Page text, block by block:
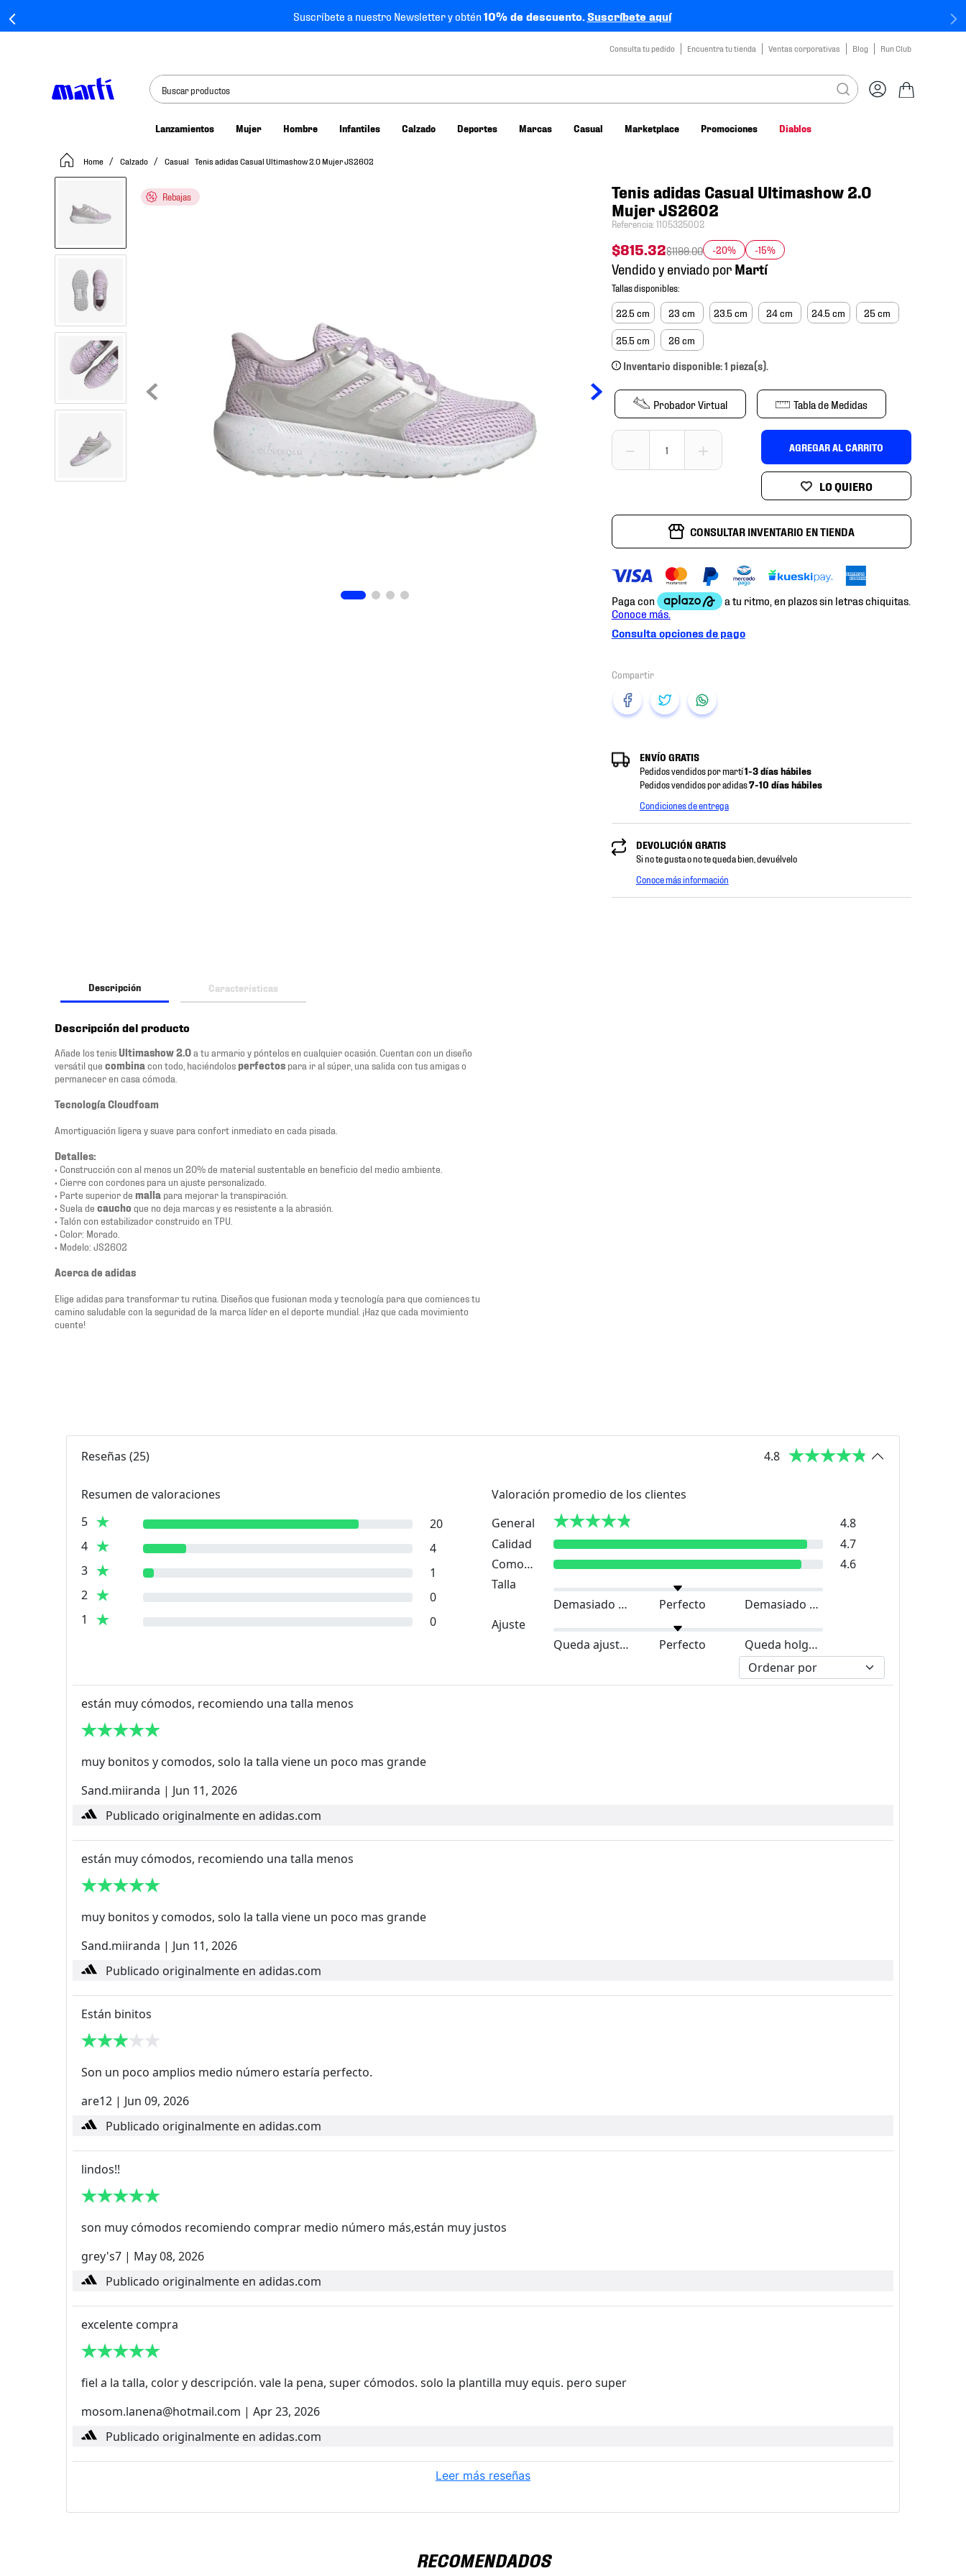
Suscríbete a nuestro Newsletter y obtén10% de descuento.Suscríbete aquí
Consulta tu pedido Encuentra tu tienda Ventas corporativas Blog Run Club
Buscar productos
Lanzamientos Mujer Hombre Infantiles Calzado Deportes Marcas Casual Marketplace Promociones Diablos
Calzado Casual Tenis adidas Casual Ultimashow 2.0 Mujer JS2602
Rebajas
Tenis adidas Casual Ultimashow 2.0
Mujer JS2602
Referencia:1105325002
$815.32$1199.00 -20% -15%
Vendido y enviado por
22.5 cm 23 cm 23.5 cm 24 cm 24.5 cm 25 cm
25.5 cm 26 cm
Inventario disponible: 1 pieza(s).
Probador Virtual Tabla de Medidas
＋
－ AGREGAR AL CARRITO
CONSULTAR INVENTARIO EN TIENDA
Consulta opciones de pago
ENVÍO GRATIS
Pedidos vendidos por martí1-3 días hábiles
Pedidos vendidos por adidas7-10 días hábiles
Condiciones de entrega
DEVOLUCIÓN GRATIS
Si no te gusta o no te queda bien, devuélvelo
Conoce más información
Descripción Características
Descripción del producto
Añade los tenis Ultimashow 2.0a tu armario y póntelos en cualquier ocasión. Cuentan con un diseño
versátil que combina con todo, haciéndolosperfectos para ir al súper, una salida con tus amigas o
permanecer en casa cómoda.
Tecnología Cloudfoam
Amortiguación ligera y suave para confort inmediato en cada pisada.
Detalles:
• Construcción con al menos un 20% de material sustentable en beneficio del medio ambiente.
• Cierre con cordones para un ajuste personalizado.
• Parte superior de malla para mejorar la transpiración.
• Suela de caucho que no deja marcas y es resistente a la abrasión.
• Talón con estabilizador construido en TPU.
• Color: Morado.
• Modelo: JS2602
Acerca de adidas
Elige adidas para transformar tu rutina. Diseños que fusionan moda y tecnología para que comiences tu
camino saludable con la seguridad de la marca líder en el deporte mundial. ¡Haz que cada movimiento
cuente!
Reseñas (25) 4.8
Resumen de valoraciones
5
20
4
4
3
1
2
0
1
0
Valoración promedio de los clientes
General
4.8
Calidad
4.7
Comodidad
4.6
Talla
Demasiado pequeño
Perfecto
Demasiado grande
Ajuste
Queda ajustado
Perfecto Queda holgado
están muy cómodos, recomiendo una talla menos
muy bonitos y comodos, solo la talla viene un poco mas grande
Sand.miiranda | Jun 11, 2026
Publicado originalmente en adidas.com
están muy cómodos, recomiendo una talla menos
muy bonitos y comodos, solo la talla viene un poco mas grande
Sand.miiranda | Jun 11, 2026
Publicado originalmente en adidas.com
Están binitos
Son un poco amplios medio número estaría perfecto.
are12 | Jun 09, 2026
Publicado originalmente en adidas.com
lindos!!
son muy cómodos recomiendo comprar medio número más,están muy justos
grey's7 | May 08, 2026
Publicado originalmente en adidas.com
excelente compra
fiel a la talla, color y descripción. vale la pena, super cómodos. solo la plantilla muy equis. pero super
mosom.lanena@hotmail.com | Apr 23, 2026
Publicado originalmente en adidas.com
Leer más reseñas
RECOMENDADOS
tenis mujer
tenis niño